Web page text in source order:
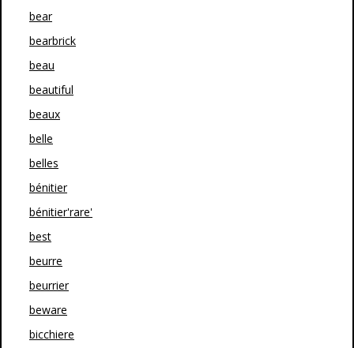
bear
bearbrick
beau
beautiful
beaux
belle
belles
bénitier
bénitier'rare'
best
beurre
beurrier
beware
bicchiere